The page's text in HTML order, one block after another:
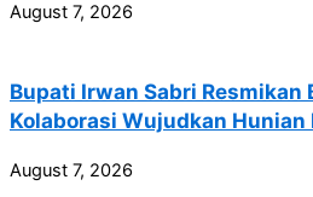
August 7, 2026
Bupati Irwan Sabri Resmikan
Kolaborasi Wujudkan Hunian
August 7, 2026